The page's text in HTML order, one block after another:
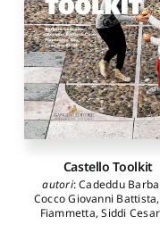
Castello Toolkit
autori:Cadeddu
Cocco Giovanni Battista,
Fiammetta,Siddi